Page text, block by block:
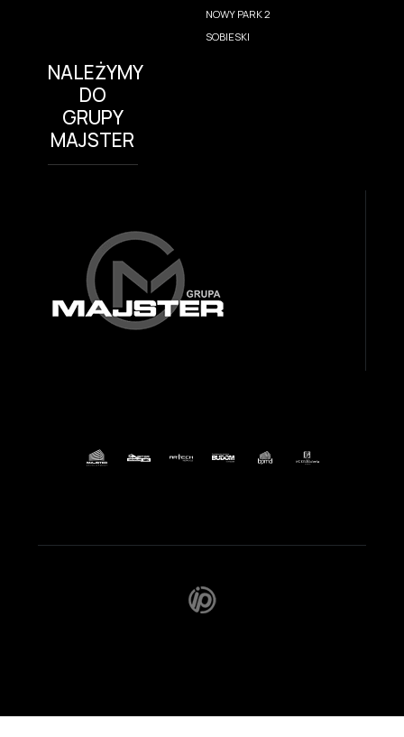
NOWY PARK 2
SOBIESKI
NALEŻYMY
DO
GRUPY
MAJSTER